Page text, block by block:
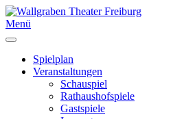
Menü
Spielplan
Veranstaltungen
Schauspiel
Rathaushofspiele
Gastspiele